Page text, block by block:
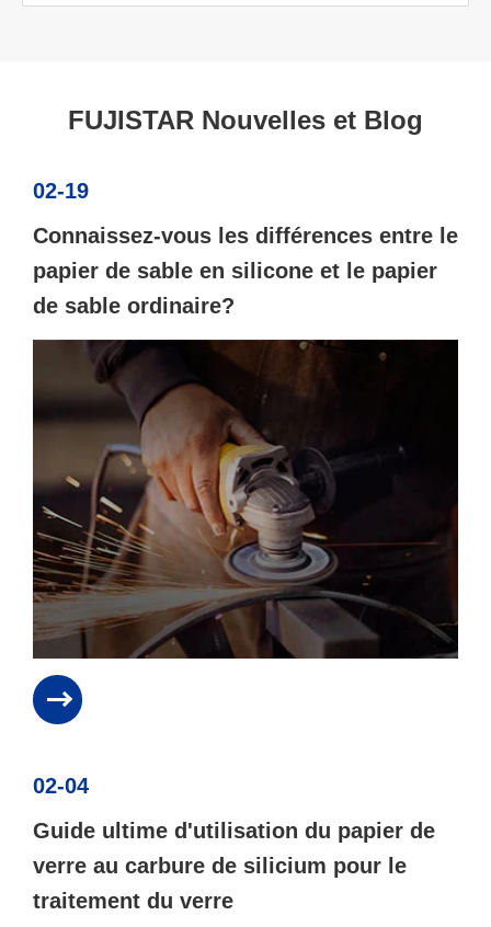
FUJISTAR Nouvelles et Blog
02-19
Connaissez-vous les différences entre le
papier de sable en silicone et le papier
de sable ordinaire?
02-04
Guide ultime d'utilisation du papier de
verre au carbure de silicium pour le
traitement du verre